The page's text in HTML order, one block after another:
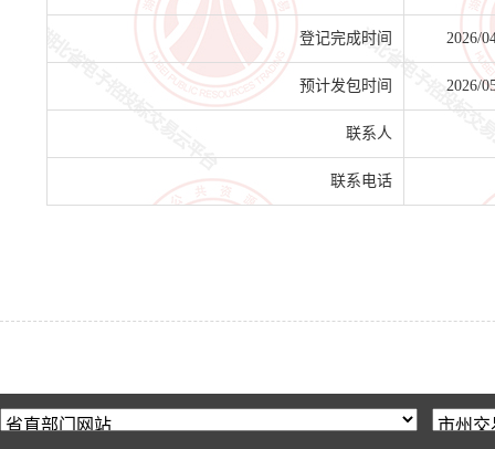
登记完成时间 2026/
预计发包时间 2026/
联系人
联系电话